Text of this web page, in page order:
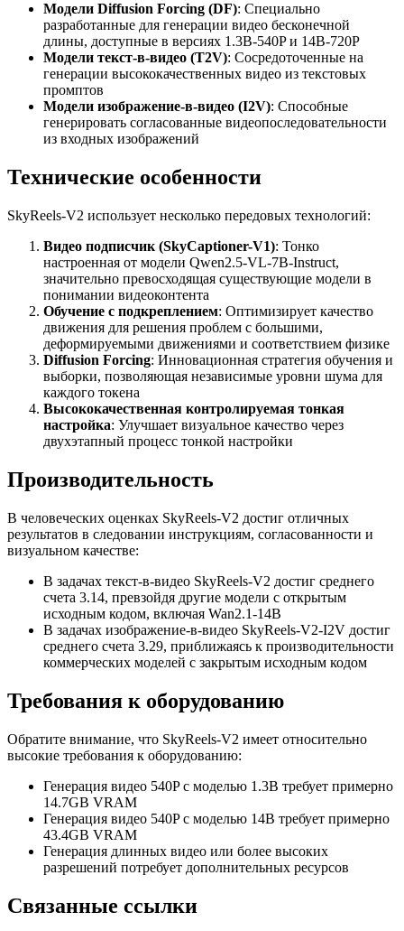
Модели Diffusion Forcing (DF): Специально
разработанные для генерации видео бесконечной
длины, доступные в версиях 1.3B-540P и 14B-720P
Модели текст-в-видео (T2V): Сосредоточенные на
генерации высококачественных видео из текстовых
промптов
Модели изображение-в-видео (I2V): Способные
генерировать согласованные видеопоследовательности
из входных изображений
Технические особенности
SkyReels-V2 использует несколько передовых технологий:
Видео подписчик (SkyCaptioner-V1): Тонко
настроенная от модели Qwen2.5-VL-7B-Instruct,
значительно превосходящая существующие модели в
понимании видеоконтента
Обучение с подкреплением: Оптимизирует качество
движения для решения проблем с большими,
деформируемыми движениями и соответствием физике
Diffusion Forcing: Инновационная стратегия обучения и
выборки, позволяющая независимые уровни шума для
каждого токена
Высококачественная контролируемая тонкая
настройка: Улучшает визуальное качество через
двухэтапный процесс тонкой настройки
Производительность
В человеческих оценках SkyReels-V2 достиг отличных
результатов в следовании инструкциям, согласованности и
визуальном качестве:
В задачах текст-в-видео SkyReels-V2 достиг среднего
счета 3.14, превзойдя другие модели с открытым
исходным кодом, включая Wan2.1-14B
В задачах изображение-в-видео SkyReels-V2-I2V достиг
среднего счета 3.29, приближаясь к производительности
коммерческих моделей с закрытым исходным кодом
Требования к оборудованию
Обратите внимание, что SkyReels-V2 имеет относительно
высокие требования к оборудованию:
Генерация видео 540P с моделью 1.3B требует примерно
14.7GB VRAM
Генерация видео 540P с моделью 14B требует примерно
43.4GB VRAM
Генерация длинных видео или более высоких
разрешений потребует дополнительных ресурсов
Связанные ссылки